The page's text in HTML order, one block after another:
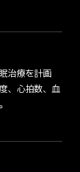
治療を計画
、心拍数、血